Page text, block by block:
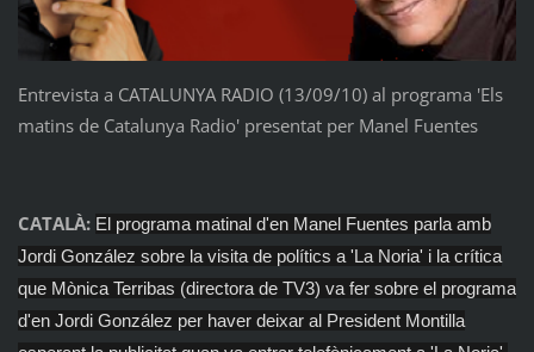
Entrevista a CATALUNYA RADIO (13/09/10) al programa 'Els
matins de Catalunya Radio' presentat per Manel Fuentes
CATALÀ: El programa matinal d'en Manel Fuentes parla amb
Jordi González sobre la visita de polítics a 'La Noria' i la crítica
que Mònica Terribas (directora de TV3) va fer sobre el programa
d'en Jordi González per haver deixar al President Montilla